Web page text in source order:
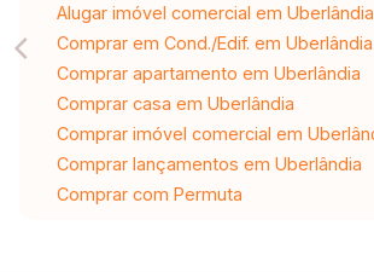
Alugar imóvel comercial em Uberlândia
Comprar em Cond./Edif. em Uberlândia
Comprar apartamento em Uberlândia
Comprar casa em Uberlândia
Comprar imóvel comercial em
Comprar lançamentos em Uberlândia
Comprar com Permuta